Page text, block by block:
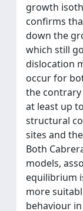
growth
confirms
down the
which still
dislocation
occur for
the contrary
at least up
structural
sites and
Both
models,
equilibrium
more
behaviour